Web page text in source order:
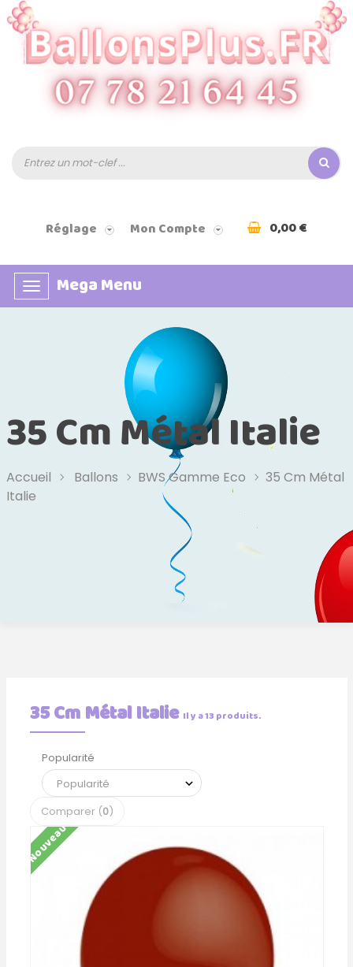
Réglage Mon Compte 0,00 €
Basculer
la
Mega Menu
35 Cm Métal Italie
Accueil Ballons BWS Gamme Eco
35 Cm Métal
Italie
35 Cm Métal Italie Il y a 13 produits.
Popularité
Comparer (0)
Nouveau